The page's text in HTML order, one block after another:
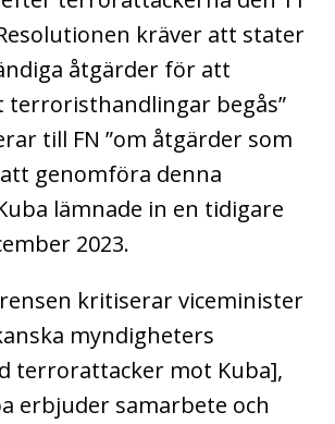
kräver att stater
åtgärder för att
begås”
till FN ”om åtgärder som
genomföra denna
lämnade in en tidigare
2023.
kritiserar viceminister
myndigheters
terrorattacker mot Kuba],
erbjuder samarbete och